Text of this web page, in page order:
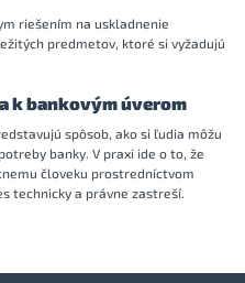
riešením na uskladnenie
predmetov, ktoré si vyžadujú
k bankovým úverom
spôsob, ako si ľudia môžu
banky. V praxi ide o to, že
človeku prostredníctvom
technicky a právne zastreší.